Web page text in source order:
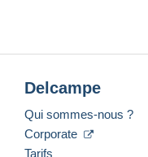
Delcampe
Qui sommes-nous ?
Corporate
Tarifs